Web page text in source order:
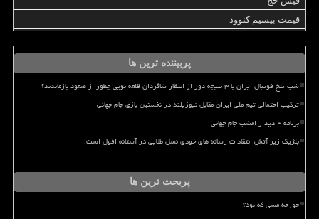
قیمت بیسیم کنوود
پربیننده ترین ها
شب تلخ فوتبال ایران با ۳ نتیجه دور از انتظار شاگردان قلعه نویی چطور از صعود بازماندند؟
ترکیب احتمالی تیم ملی ایران مقابل نیوزیلند در نخستین بازی جام جهانی
برنامه ۴ دیدار امشب جام جهانی
بلژیک زیر آتش انتقادات رسانه های خودی نسل طلایی در آستانه افول است!
پربحث ترین ها
خورخه مسی که بود؟